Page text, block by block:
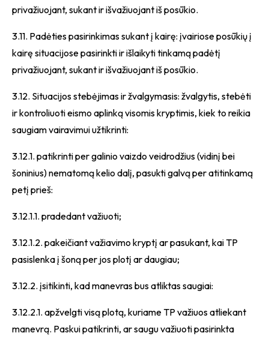
privažiuojant, sukant ir išvažiuojant iš posūkio.
3.11. Padėties pasirinkimas sukant į kairę: įvairiose posūkių į
kairę situacijose pasirinkti ir išlaikyti tinkamą padėtį
privažiuojant, sukant ir išvažiuojant iš posūkio.
3.12. Situacijos stebėjimas ir žvalgymasis: žvalgytis, stebėti
ir kontroliuoti eismo aplinką visomis kryptimis, kiek to reikia
saugiam vairavimui užtikrinti:
3.12.1. patikrinti per galinio vaizdo veidrodžius (vidinį bei
šoninius) nematomą kelio dalį, pasukti galvą per atitinkamą
petį prieš:
3.12.1.1. pradedant važiuoti;
3.12.1.2. pakeičiant važiavimo kryptį ar pasukant, kai TP
pasislenka į šoną per jos plotį ar daugiau;
3.12.2. įsitikinti, kad manevras bus atliktas saugiai:
3.12.2.1. apžvelgti visą plotą, kuriame TP važiuos atliekant
manevrą. Paskui patikrinti, ar saugu važiuoti pasirinkta